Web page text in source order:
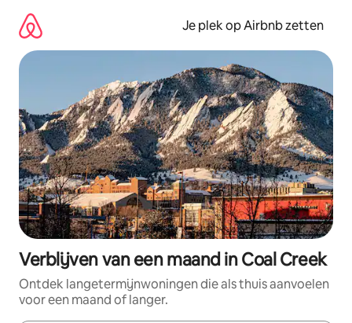
direct
naar
inhoud
Je plek op Airbnb zetten
Verblijven van een maand in Coal Creek
Ontdek langetermijnwoningen die als thuis aanvoelen
voor een maand of langer.